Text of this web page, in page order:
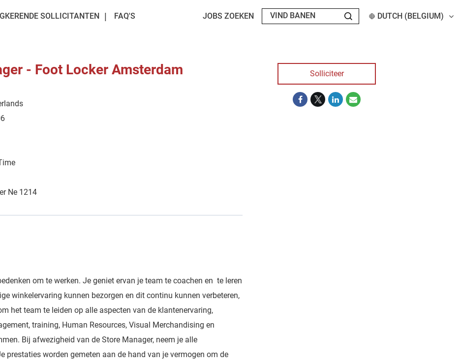
SOLLICITANTEN FAQ'S JOBS ZOEKEN DUTCH (BELGIUM)
- Foot Locker Amsterdam
Ne 1214
om te werken. Je geniet ervan je team te coachen en te leren
winkelervaring kunnen bezorgen en dit continu kunnen verbeteren,
het team te leiden op alle aspecten van de klantenervaring,
training, Human Resources, Visual Merchandising en
Bij afwezigheid van de Store Manager, neem je alle
prestaties worden gemeten aan de hand van je vermogen om de
Solliciteer